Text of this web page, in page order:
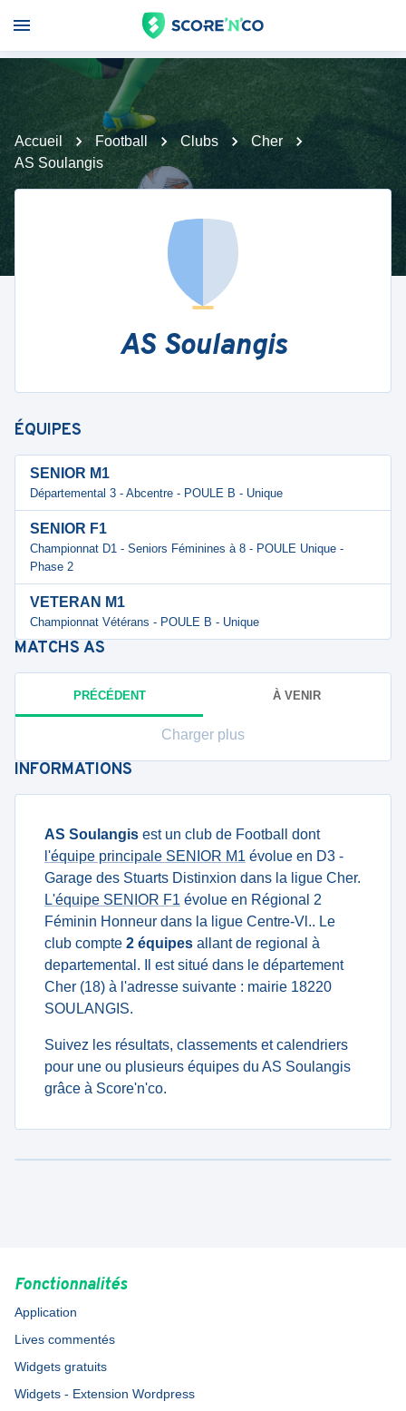
Accueil Football Clubs
Cher
AS Soulangis
AS Soulangis
ÉQUIPES
SENIOR M1
Départemental 3 - Abcentre - POULE B - Unique
SENIOR F1
Championnat D1 - Seniors Féminines à 8 - POULE Unique -
Phase 2
VETERAN M1
Championnat Vétérans - POULE B - Unique
MATCHS AS
PRÉCÉDENT À VENIR
Charger plus
INFORMATIONS
AS Soulangis est un club de Football dont
l'équipe principale SENIOR M1 évolue en D3 -
Garage des Stuarts Distinxion dans la ligue Cher.
L'équipe SENIOR F1 évolue en Régional 2
Féminin Honneur dans la ligue Centre-Vl.. Le
club compte 2 équipes allant de regional à
departemental. Il est situé dans le département
Cher (18) à l'adresse suivante : mairie 18220
SOULANGIS.
Suivez les résultats, classements et calendriers
pour une ou plusieurs équipes du AS Soulangis
grâce à Score'n'co.
Fonctionnalités
Application
Lives commentés
Widgets gratuits
Widgets - Extension Wordpress